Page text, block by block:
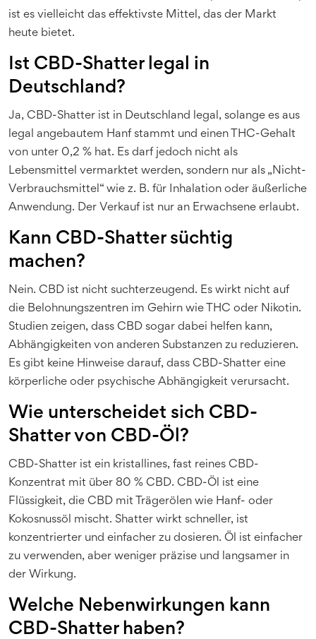
ist es vielleicht das effektivste Mittel, das der Markt
heute bietet.
Ist CBD-Shatter legal in
Deutschland?
Ja, CBD-Shatter ist in Deutschland legal, solange es aus
legal angebautem Hanf stammt und einen THC-Gehalt
von unter 0,2 % hat. Es darf jedoch nicht als
Lebensmittel vermarktet werden, sondern nur als „Nicht-
Verbrauchsmittel“ wie z. B. für Inhalation oder äußerliche
Anwendung. Der Verkauf ist nur an Erwachsene erlaubt.
Kann CBD-Shatter süchtig
machen?
Nein. CBD ist nicht suchterzeugend. Es wirkt nicht auf
die Belohnungszentren im Gehirn wie THC oder Nikotin.
Studien zeigen, dass CBD sogar dabei helfen kann,
Abhängigkeiten von anderen Substanzen zu reduzieren.
Es gibt keine Hinweise darauf, dass CBD-Shatter eine
körperliche oder psychische Abhängigkeit verursacht.
Wie unterscheidet sich CBD-
Shatter von CBD-Öl?
CBD-Shatter ist ein kristallines, fast reines CBD-
Konzentrat mit über 80 % CBD. CBD-Öl ist eine
Flüssigkeit, die CBD mit Trägerölen wie Hanf- oder
Kokosnussöl mischt. Shatter wirkt schneller, ist
konzentrierter und einfacher zu dosieren. Öl ist einfacher
zu verwenden, aber weniger präzise und langsamer in
der Wirkung.
Welche Nebenwirkungen kann
CBD-Shatter haben?